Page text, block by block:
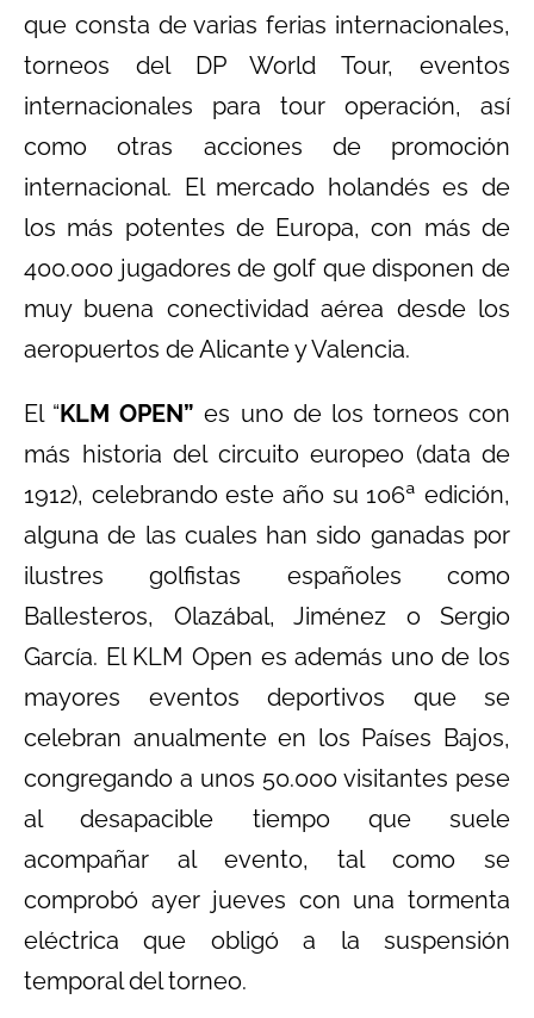
que consta de varias ferias internacionales,
torneos del DP World Tour, eventos
internacionales para tour operación, así
como otras acciones de promoción
internacional. El mercado holandés es de
los más potentes de Europa, con más de
400.000 jugadores de golf que disponen de
muy buena conectividad aérea desde los
aeropuertos de Alicante y Valencia.
El “KLM OPEN”es uno de los torneos con
más historia del circuito europeo (data de
1912), celebrando este año su 106ª edición,
alguna de las cuales han sido ganadas por
ilustres golfistas españoles como
Ballesteros, Olazábal, Jiménez o Sergio
García. El KLM Open es además uno de los
mayores eventos deportivos que se
celebran anualmente en los Países Bajos,
congregando a unos 50.000 visitantes pese
al desapacible tiempo que suele
acompañar al evento, tal como se
comprobó ayer jueves con una tormenta
eléctrica que obligó a la suspensión
temporal del torneo.